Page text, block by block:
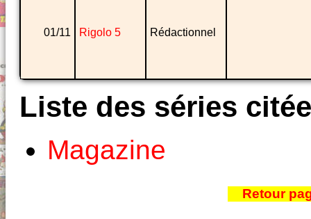
01/11 Rigolo 5 Rédactionnel
Liste des séries
Magazine
Retour